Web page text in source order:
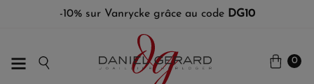
-10% sur Vanrycke grâce au code DG10
0